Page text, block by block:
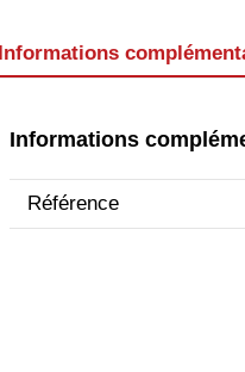
Informations
Informations
Référence